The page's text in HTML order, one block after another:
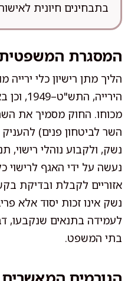
בתבחינים חיונית
המסגרת המשפטית
הליך מתן רישיון כלי
הירייה,
מכוחו. החוק מסמיך את
השר לביטחון פנים)
נשק, ולקבוע נוהלי רישוי,
נעשה על ידי האגף לרישוי
אזוריים לקבלת ובדיקת
נשק אינו זכות יסוד אלא
לעמידה בתנאים שנקבעו,
בתי המשפט.